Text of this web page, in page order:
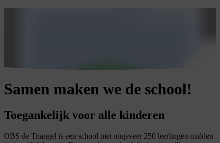
Samen maken we de school!
Toegankelijk voor alle kinderen
OBS de Triangel is een school met ongeveer 250 leerlingen midden